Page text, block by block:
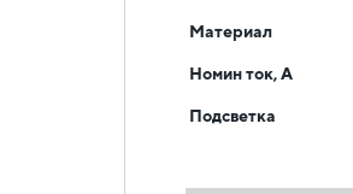
Материал
Номин ток, А
Подсветка